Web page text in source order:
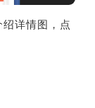
详情图，点